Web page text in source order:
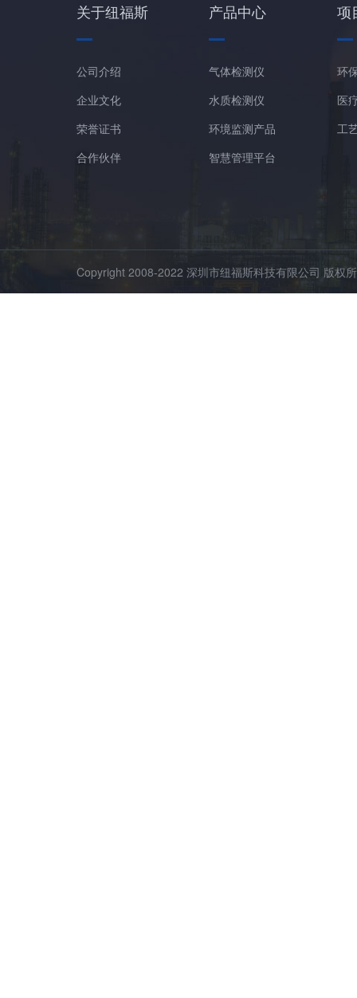
关于纽福斯
公司介绍
企业文化
荣誉证书
合作伙伴
产品中心
气体检测仪
水质检测仪
环境监测产品
智慧管理平台
项
环
医
工
Copyright 2008-2022 深圳市纽福斯科技有限公司 版